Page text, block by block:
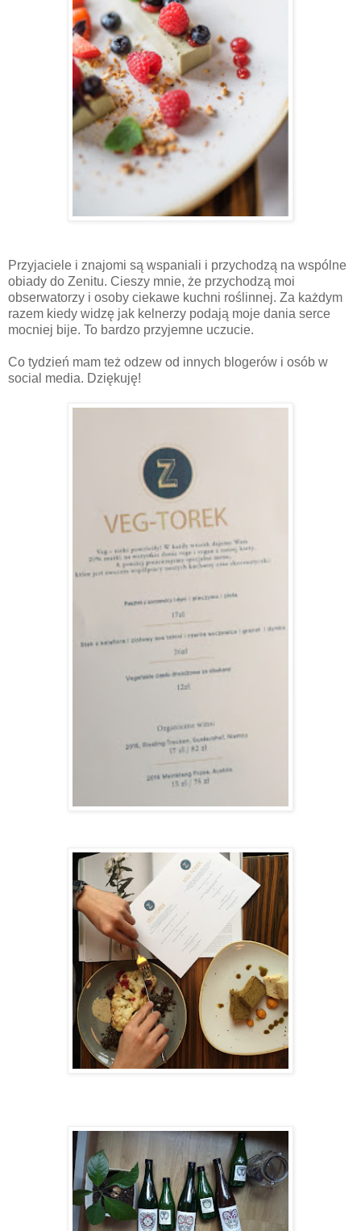
Przyjaciele i znajomi są wspaniali i przychodzą na wspólne
obiady do Zenitu. Cieszy mnie, że przychodzą moi
obserwatorzy i osoby ciekawe kuchni roślinnej. Za każdym
razem kiedy widzę jak kelnerzy podają moje dania serce
mocniej bije. To bardzo przyjemne uczucie.
Co tydzień mam też odzew od innych blogerów i osób w
social media. Dziękuję!